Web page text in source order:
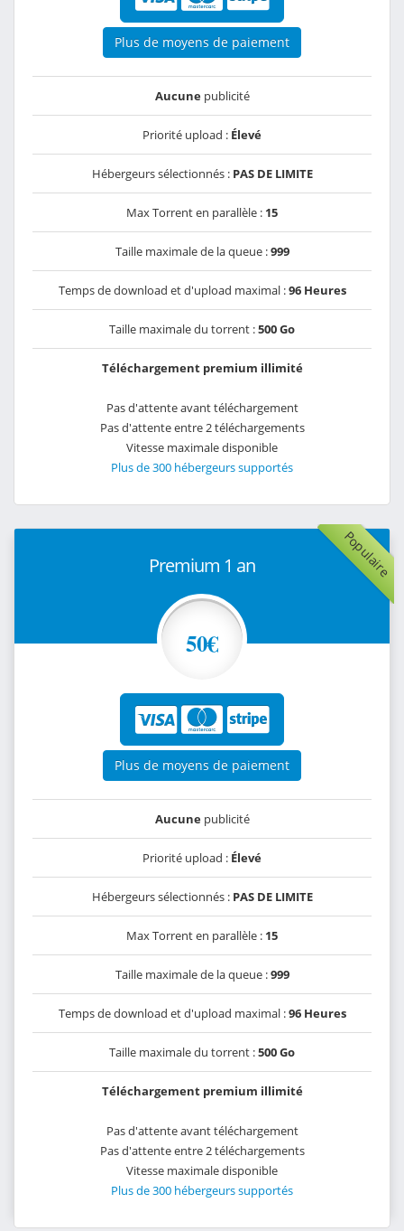
Plus de moyens de paiement
Aucunepublicité
Priorité upload : Élevé
Hébergeurs sélectionnés : PAS DE LIMITE
Max Torrent en parallèle : 15
Taille maximale de la queue :999
Temps de download et d'upload maximal :96 Heures
Taille maximale du torrent :500 Go
Téléchargement premium illimité
Pas d'attente avant téléchargement
Pas d'attente entre 2 téléchargements
Vitesse maximale disponible
Plus de 300 hébergeurs supportés
Populaire
Premium 1 an
50€
Plus de moyens de paiement
Aucunepublicité
Priorité upload : Élevé
Hébergeurs sélectionnés : PAS DE LIMITE
Max Torrent en parallèle : 15
Taille maximale de la queue :999
Temps de download et d'upload maximal :96 Heures
Taille maximale du torrent :500 Go
Téléchargement premium illimité
Pas d'attente avant téléchargement
Pas d'attente entre 2 téléchargements
Vitesse maximale disponible
Plus de 300 hébergeurs supportés